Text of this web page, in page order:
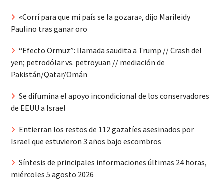
«Corrí para que mi país se la gozara», dijo Marileidy
Paulino tras ganar oro
“Efecto Ormuz”: llamada saudita a Trump // Crash del
yen; petrodólar vs. petroyuan // mediación de
Pakistán/Qatar/Omán
Se difumina el apoyo incondicional de los conservadores
de EEUU a Israel
Entierran los restos de 112 gazatíes asesinados por
Israel que estuvieron 3 años bajo escombros
Síntesis de principales informaciones últimas 24 horas,
miércoles 5 agosto 2026